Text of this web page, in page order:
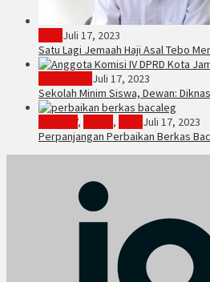
Juli 17, 2023
Satu Lagi Jemaah Haji Asal Tebo
Juli 17, 2023
Sekolah Minim Siswa, Dewan:
, ,
Juli 17, 2023
Perpanjangan Perbaikan Berkas